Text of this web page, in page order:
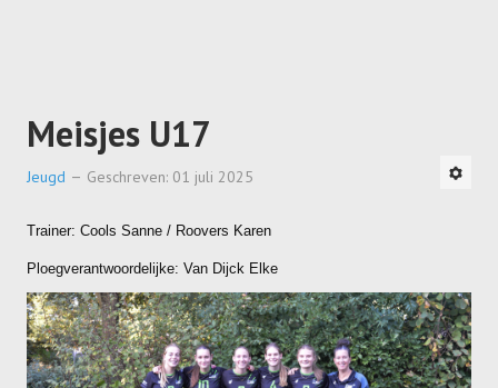
Dames E
Dames F
Heren A
Heren B
Heren C
Meisjes U17
Jeugd Geschreven: 01 juli 2025
Trainer: Cools Sanne / Roovers Karen
Ploegverantwoordelijke: Van Dijck Elke